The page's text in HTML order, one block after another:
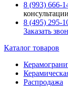
8 (993) 666-
8 (495) 295-
Заказать
Каталог товаров
Распродажа